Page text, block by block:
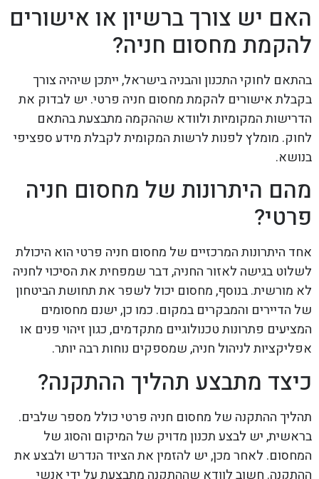
האם יש צורך ברשיון או אישורים
להקמת מחסום חניה?
בהתאם לחוקי התכנון והבניה בישראל, ייתכן שיהיה צורך
בקבלת אישורים להקמת מחסום חניה פרטי. יש לבדוק את
הדרישות המקומיות ולוודא שההקמה מתבצעת בהתאם
לחוק. מומלץ לפנות לרשות המקומית לקבלת מידע ספציפי
בנושא.
מהם היתרונות של מחסום חניה
פרטי?
אחד היתרונות המרכזיים של מחסום חניה פרטי הוא היכולת
לשלוט בגישה לאזור החניה, דבר שמפחית את הסיכוי לחניה
לא מורשית. בנוסף, מחסום יכול לשפר את תחושת הביטחון
של הדיירים והמבקרים במקום. כמו כן, ישנם מחסומים
המציעים פתרונות טכנולוגיים מתקדמים, כגון זיהוי פנים או
אפליקציות לניהול חניה, שמספקים נוחות רבה יותר.
כיצד מתבצע תהליך ההתקנה?
תהליך ההתקנה של מחסום חניה פרטי כולל מספר שלבים.
בראשית, יש לבצע תכנון מדויק של המיקום והסוג של
המחסום. לאחר מכן, יש להזמין את הציוד הנדרש ולבצע את
ההתקנה. חשוב לוודא שההתקנה מתבצעת על ידי אנשי